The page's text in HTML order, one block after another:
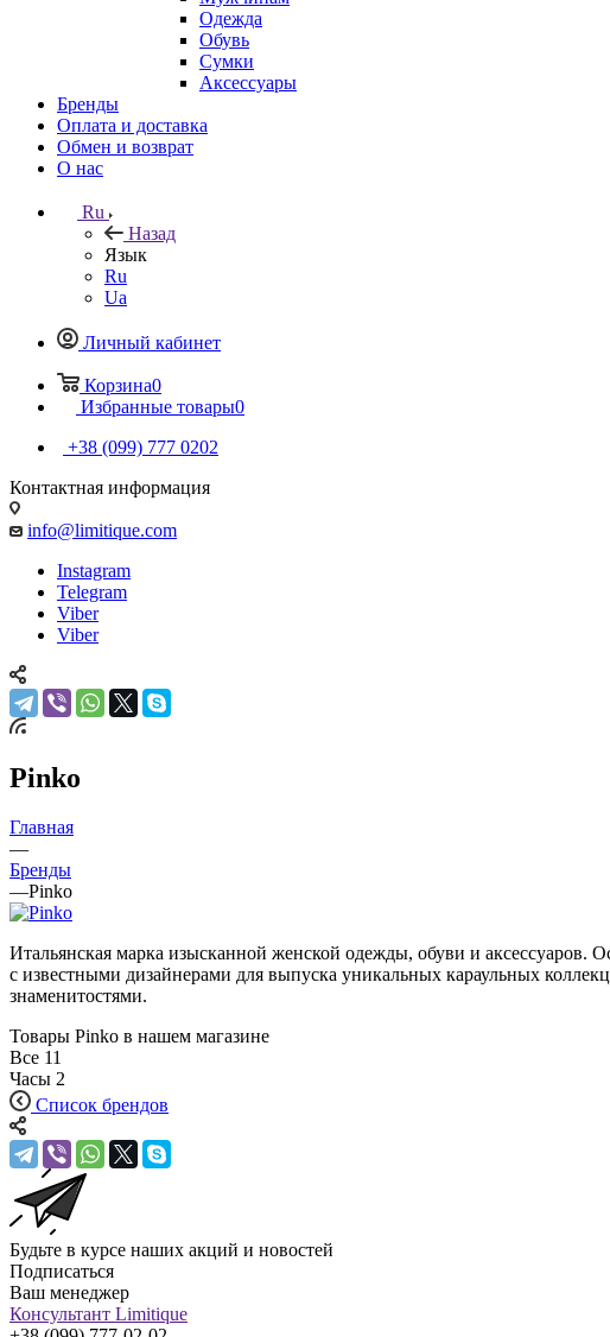
Одежда
Обувь
Сумки
Аксессуары
Бренды
Оплата и доставка
Обмен и возврат
О нас
Ru
Назад
Язык
Ru
Ua
Личный кабинет
Корзина0
Избранные товары0
+38 (099) 777 0202
Контактная информация
info@limitique.com
Instagram
Telegram
Viber
Viber
Pinko
Главная
—
Бренды
—Pinko
Итальянская марка изысканной женской одежды, обуви и аксессуаров.
с известными дизайнерами для выпуска уникальных караульных
знаменитостями.
Товары Pinko в нашем магазине
Все 11
Часы 2
Список брендов
Будьте в курсе наших акций и новостей
Подписаться
Ваш менеджер
Консультант Limitique